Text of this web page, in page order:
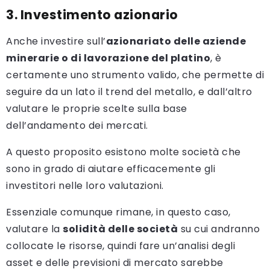
3. Investimento azionario
Anche investire sull’azionariato delle aziende
minerarie o di lavorazione del platino, è
certamente uno strumento valido, che permette di
seguire da un lato il trend del metallo, e dall’altro
valutare le proprie scelte sulla base
dell’andamento dei mercati.
A questo proposito esistono molte società che
sono in grado di aiutare efficacemente gli
investitori nelle loro valutazioni.
Essenziale comunque rimane, in questo caso,
valutare la solidità delle società su cui andranno
collocate le risorse, quindi fare un’analisi degli
asset e delle previsioni di mercato sarebbe